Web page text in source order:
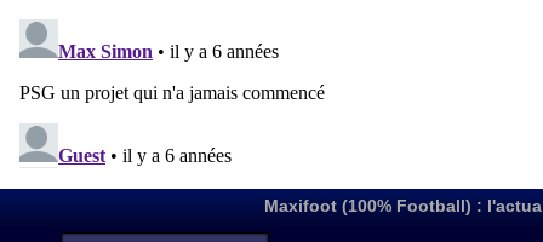
Maxifoot (100% Football) :